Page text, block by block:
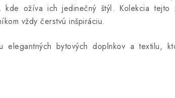
kde ožíva ich jedinečný štýl. Kolekcia tejto
vždy čerstvú inšpiráciu.
elegantných bytových doplnkov a textilu,